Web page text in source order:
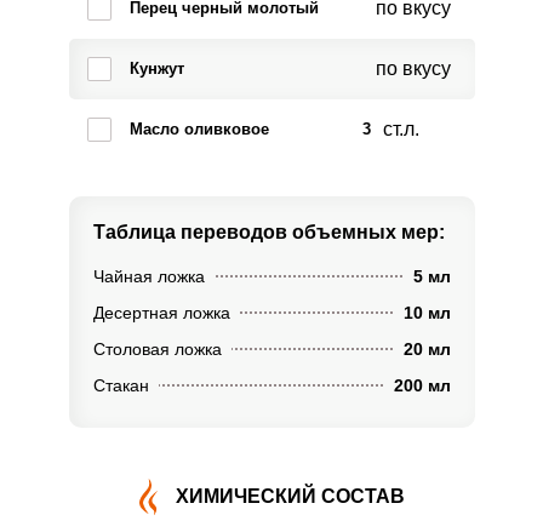
Перец черный молотый по вкусу
Кунжут по вкусу
Масло оливковое 3 ст.л.
Таблица переводов объемных мер:
Чайная ложка
5 мл
Десертная ложка
10 мл
Столовая ложка
20 мл
Стакан
200 мл
ХИМИЧЕСКИЙ СОСТАВ